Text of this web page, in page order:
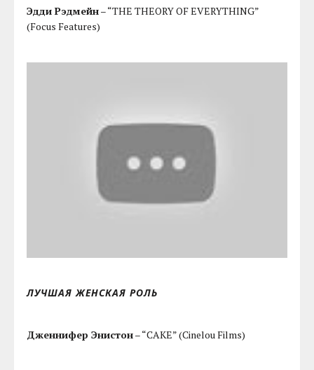
Эдди Рэдмейн– “THE THEORY OF EVERYTHING”
(Focus Features)
ЛУЧШАЯ ЖЕНСКАЯ РОЛЬ
Дженнифер Энистон– “CAKE” (Cinelou Films)